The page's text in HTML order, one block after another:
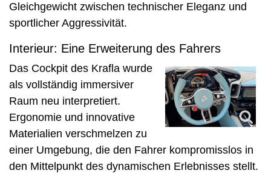
Gleichgewicht zwischen technischer Eleganz und
sportlicher Aggressivität.
Interieur: Eine Erweiterung des Fahrers
Das Cockpit des Krafla wurde
als vollständig immersiver
Raum neu interpretiert.
Ergonomie und innovative
Materialien verschmelzen zu
einer Umgebung, die den Fahrer kompromisslos in
den Mittelpunkt des dynamischen Erlebnisses stellt.